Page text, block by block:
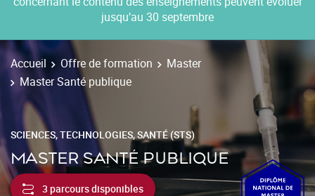
jusqu’au 30 septembre
Accueil Offre de formation
Master
Master Santé publique
SCIENCES, TECHNOLOGIES, SANTÉ (STS)
MASTER SANTÉ PUBLIQUE
3 parcours disponibles